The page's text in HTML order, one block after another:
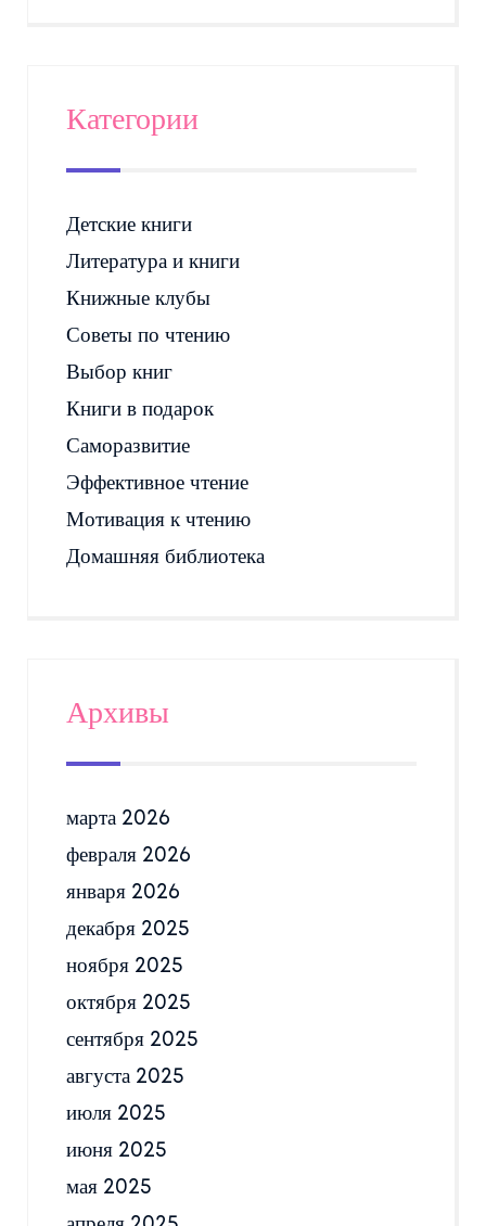
Категории
Детские книги
Литература и книги
Книжные клубы
Советы по чтению
Выбор книг
Книги в подарок
Саморазвитие
Эффективное чтение
Мотивация к чтению
Домашняя библиотека
Архивы
марта 2026
февраля 2026
января 2026
декабря 2025
ноября 2025
октября 2025
сентября 2025
августа 2025
июля 2025
июня 2025
мая 2025